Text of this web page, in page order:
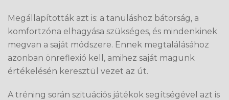
Megállapították azt is: a tanuláshoz bátorság, a
komfortzóna elhagyása szükséges, és mindenkinek
megvan a saját módszere. Ennek megtalálásához
azonban önreflexió kell, amihez saját magunk
értékelésén keresztül vezet az út.
A tréning során szituációs játékok segítségével azt is